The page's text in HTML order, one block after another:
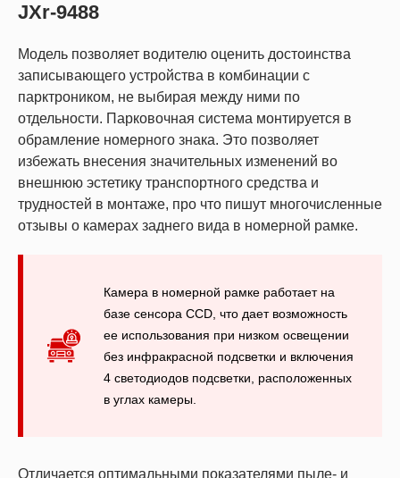
JXr-9488
Модель позволяет водителю оценить достоинства
записывающего устройства в комбинации с
парктроником, не выбирая между ними по
отдельности. Парковочная система монтируется в
обрамление номерного знака. Это позволяет
избежать внесения значительных изменений во
внешнюю эстетику транспортного средства и
трудностей в монтаже, про что пишут многочисленные
отзывы о камерах заднего вида в номерной рамке.
Камера в номерной рамке работает на
базе сенсора CCD, что дает возможность
ее использования при низком освещении
без инфракрасной подсветки и включения
4 светодиодов подсветки, расположенных
в углах камеры.
Отличается оптимальными показателями пыле- и